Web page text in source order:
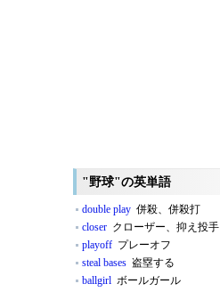
"野球"の英単語
double play 併殺、併殺打
closer クローザー、抑え投手
playoff プレーオフ
steal bases 盗塁する
ballgirl ボールガール